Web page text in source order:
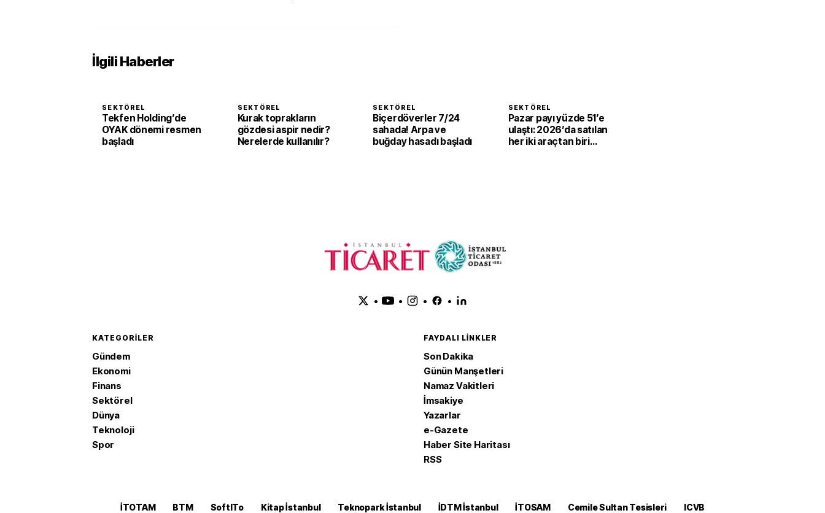
İlgili Haberler
SEKTÖREL
Tekfen Holding’de
OYAK dönemi resmen
başladı
SEKTÖREL
Kurak toprakların
gözdesi aspir nedir?
Nerelerde kullanılır?
SEKTÖREL
Biçerdöverler 7/24
sahada! Arpa ve
buğday hasadı başladı
SEKTÖREL
Pazar payı yüzde 51’e
ulaştı: 2026’da satılan
her iki araçtan biri
• • • •
KATEGORILER
Gündem
Ekonomi
Finans
Sektörel
Dünya
Teknoloji
Spor
FAYDALI LINKLER
Son Dakika
Günün Manşetleri
Namaz Vakitleri
İmsakiye
Yazarlar
e-Gazete
Haber Site Haritası
RSS
İTOTAM BTM SoftITo Kitap İstanbul Teknopark İstanbul İDTM İstanbul İTOSAM Cemile Sultan Tesisleri
ICVB